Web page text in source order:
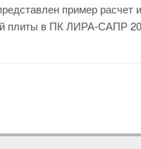
пример расчет
плиты в ПК ЛИРА-САПР